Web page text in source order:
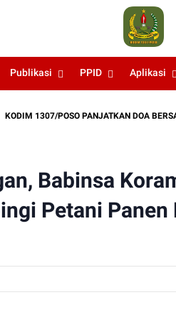
Publikasi PPID Aplikasi
1307/POSO PANJATKAN DOA BERSAMA
Babinsa
Petani Panen